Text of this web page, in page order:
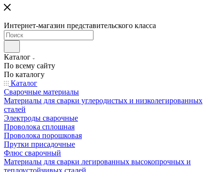
Интернет-магазин представительского класса
Каталог
По всему сайту
По каталогу
Каталог
Сварочные материалы
Материалы для сварки углеродистых и низколегированных
сталей
Электроды сварочные
Проволока сплошная
Проволока порошковая
Прутки присадочные
Флюс сварочный
Материалы для сварки легированных высокопрочных и
теплоустойчивых сталей